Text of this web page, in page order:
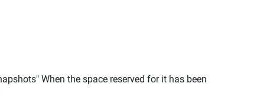
When the space reserved for it has been